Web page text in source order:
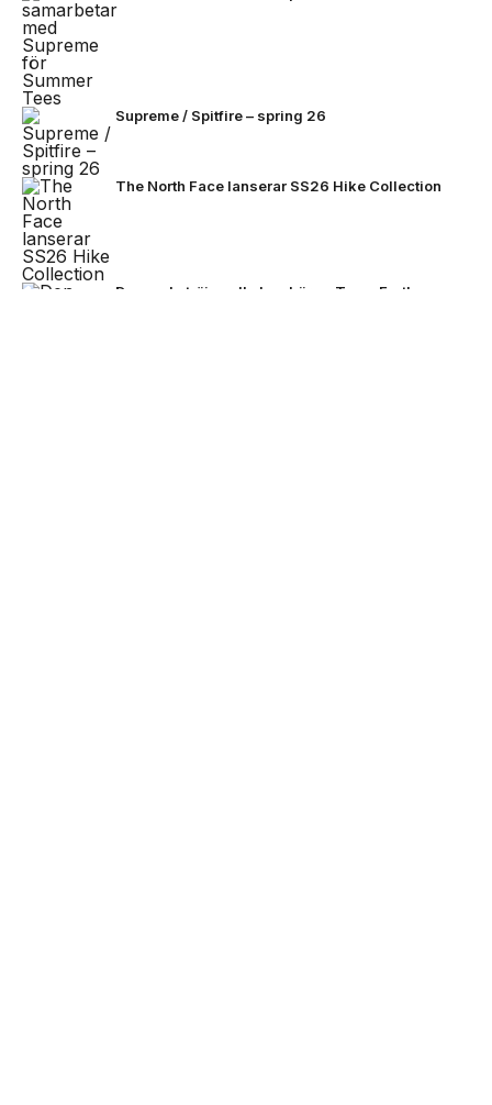
Supreme / Spitfire – spring 26
The North Face lanserar SS26 Hike Collection
Den enda tröjan alla kan bära – Team Earth